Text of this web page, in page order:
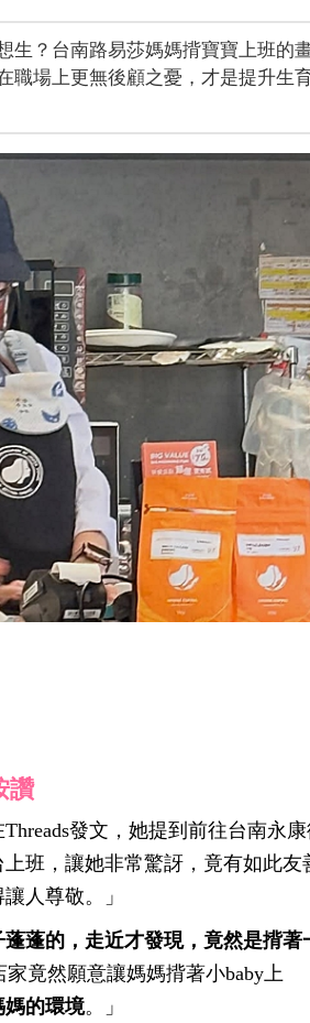
生？台南路易莎媽媽揹寶寶上班的
職場上更無後顧之憂，才是提升生
讚
發文，她提到前往台南永康
班，讓她非常驚訝，竟有如此友
人尊敬。」
蓬的，走近才發現，竟然是揹著
家竟然願意讓媽媽揹著小baby上
媽的環境。」